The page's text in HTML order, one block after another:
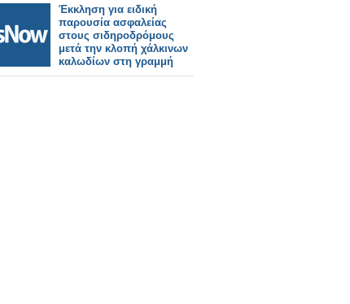
Έκκληση για ειδική
παρουσία ασφαλείας
στους σιδηροδρόμους
μετά την κλοπή χάλκινων
καλωδίων στη γραμμή
Eurostar